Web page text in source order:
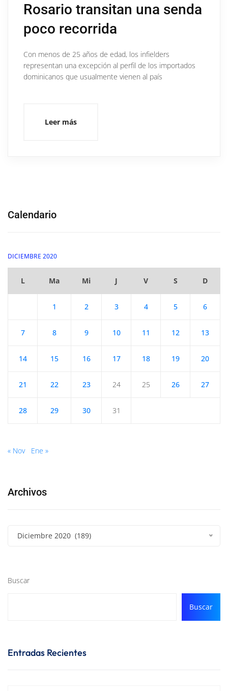
Rosario transitan una senda
poco recorrida
Con menos de 25 años de edad, los infielders
representan una excepción al perfil de los importados
dominicanos que usualmente vienen al país
Leer más
Calendario
DICIEMBRE 2020
L Ma Mi J V S D
1 2 3 4 5 6
7 8 9 10 11 12 13
14 15 16 17 18 19 20
21 22 23 24 25 26 27
28 29 30 31
« Nov Ene »
Archivos
Diciembre 2020 (189)
Buscar
Buscar
Entradas Recientes